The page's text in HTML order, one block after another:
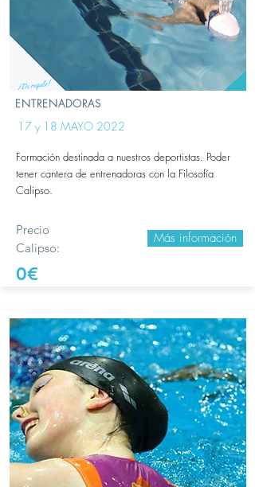
ENTRENADORAS
17 y 18 MAYO 2022
Formación destinada a nuestros deportistas. Poder
tener cantera de entrenadoras con la Filosofía
Calipso.
Precio
Calipso:
0€
Más información